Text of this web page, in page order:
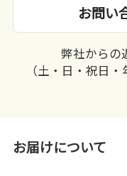
お問い
弊社からの
（土・日・祝日
お届けについて